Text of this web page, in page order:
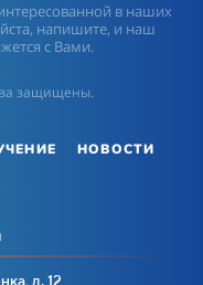
в наших
напишите, и наш
с Вами.
защищены.
НОВОСТИ
д. 12